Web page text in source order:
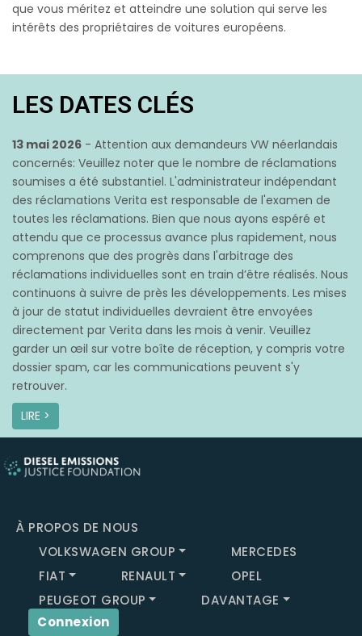
que vous méritez et atteindre une solution qui serve les
intérêts des propriétaires de voitures européens.
LES DATES CLÉS
13 mai 2026 - Attention aux demandeurs VW néerlandais
concernés: Veuillez noter que le nombre de réclamations
soumises a été substantiel. L'administrateur indépendant
des réclamations Verita est responsable de l'examen de
toutes les réclamations. Bien que nous ayons espéré et
attendu que ce processus avance plus rapidement, nous
comprenons que des progrès dans l'arbitrage des
réclamations individuelles sont en train d’être réalisés. Nous
continuons à suivre de près les développements. Les mises
à jour de statut individuelles devraient être envoyées
directement par Verita dans les mois à venir. Veuillez
garder un œil sur votre boîte de réception, y compris votre
dossier spam, car les communications peuvent s'y
retrouver.
LIRE >
À PROPOS DE NOUS
VOLKSWAGEN GROUP
MERCEDES
FIAT
RENAULT
OPEL
PEUGEOT GROUP
DAVANTAGE
Connexion